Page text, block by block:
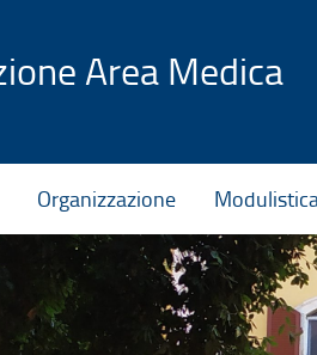
Area Medica
Organizzazione